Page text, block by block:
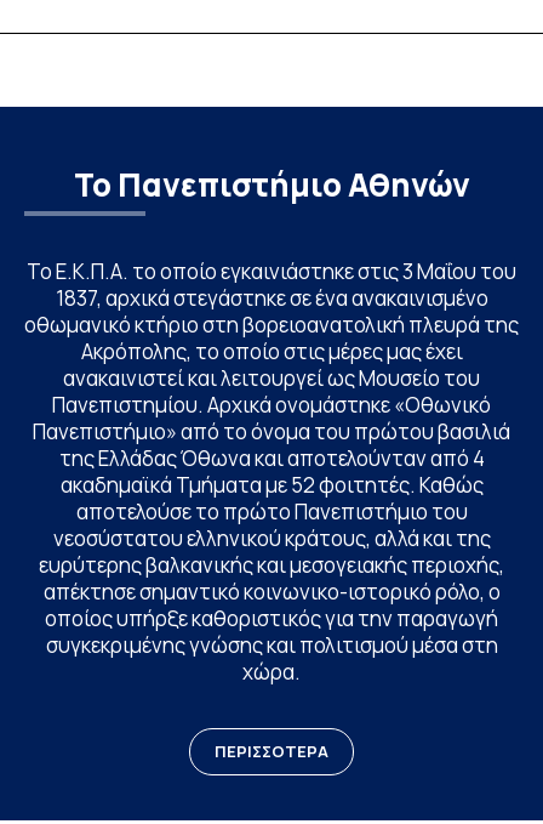
Το Πανεπιστήμιο Αθηνών
Το Ε.Κ.Π.Α. το οποίο εγκαινιάστηκε στις 3 Μαΐου του
1837, αρχικά στεγάστηκε σε ένα ανακαινισμένο
οθωμανικό κτήριο στη βορειοανατολική πλευρά της
Ακρόπολης, το οποίο στις μέρες μας έχει
ανακαινιστεί και λειτουργεί ως Μουσείο του
Πανεπιστημίου. Αρχικά ονομάστηκε «Οθωνικό
Πανεπιστήμιο» από το όνομα του πρώτου βασιλιά
της Ελλάδας Όθωνα και αποτελούνταν από 4
ακαδημαϊκά Τμήματα με 52 φοιτητές. Καθώς
αποτελούσε το πρώτο Πανεπιστήμιο του
νεοσύστατου ελληνικού κράτους, αλλά και της
ευρύτερης βαλκανικής και μεσογειακής περιοχής,
απέκτησε σημαντικό κοινωνικο-ιστορικό ρόλο, ο
οποίος υπήρξε καθοριστικός για την παραγωγή
συγκεκριμένης γνώσης και πολιτισμού μέσα στη
χώρα.
ΠΕΡΙΣΣΟΤΕΡΑ